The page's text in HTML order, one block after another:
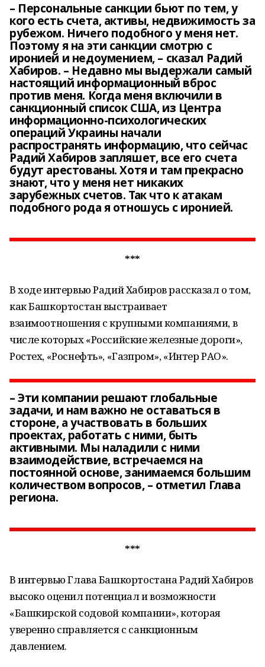
– Персональные санкции бьют по тем, у
кого есть счета, активы, недвижимость за
рубежом. Ничего подобного у меня нет.
Поэтому я на эти санкции смотрю с
иронией и недоумением, – сказал Радий
Хабиров. – Недавно мы выдержали самый
настоящий информационный вброс
против меня. Когда меня включили в
санкционный список США, из Центра
информационно-психологических
операций Украины начали
распространять информацию, что сейчас
Радий Хабиров запляшет, все его счета
будут арестованы. Хотя и там прекрасно
знают, что у меня нет никаких
зарубежных счетов. Так что к атакам
подобного рода я отношусь с иронией.
***
В ходе интервью Радий Хабиров рассказал о том,
как Башкортостан выстраивает
взаимоотношения с крупными компаниями, в
числе которых «Российские железные дороги»,
Ростех, «Роснефть», «Газпром», «Интер РАО».
– Эти компании решают глобальные
задачи, и нам важно не оставаться в
стороне, а участвовать в больших
проектах, работать с ними, быть
активными. Мы наладили с ними
взаимодействие, встречаемся на
постоянной основе, занимаемся большим
количеством вопросов, – отметил Глава
региона.
***
В интервью Глава Башкортостана Радий Хабиров
высоко оценил потенциал и возможности
«Башкирской содовой компании», которая
уверенно справляется с санкционным
давлением.